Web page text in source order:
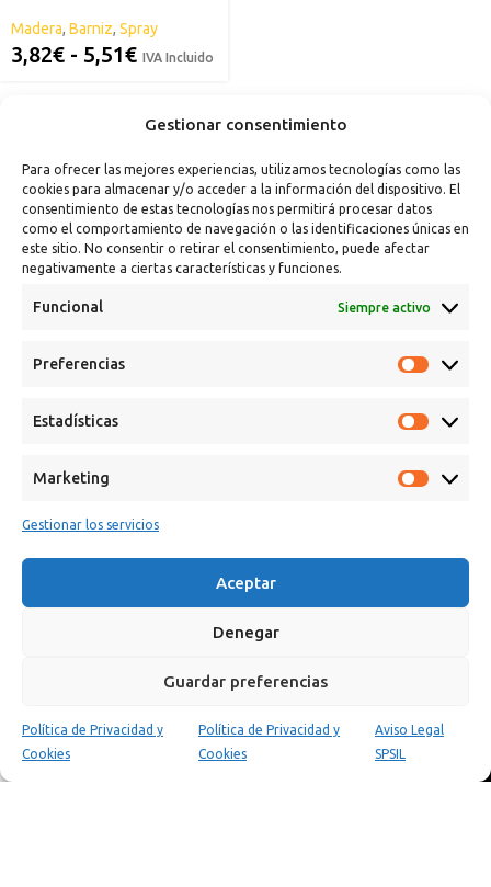
Gestionar consentimiento
Para ofrecer las mejores experiencias, utilizamos tecnologías como las
cookies para almacenar y/o acceder a la información del dispositivo. El
consentimiento de estas tecnologías nos permitirá procesar datos
como el comportamiento de navegación o las identificaciones únicas en
este sitio. No consentir o retirar el consentimiento, puede afectar
negativamente a ciertas características y funciones.
Funcional Siempre activo
Preferencias
Estadísticas
Marketing
Gestionar los servicios
Aceptar
Denegar
Guardar preferencias
Política de Privacidad y
Cookies
Política de Privacidad y
Cookies
Aviso Legal
SPSIL
Madera, Barniz, Spray
3,82€ - 5,51€ IVA Incluido
+34 641 61 06 23
Aviso LegalPolítica de Privacidad y Cookies
0
Carrito
Mi cuenta